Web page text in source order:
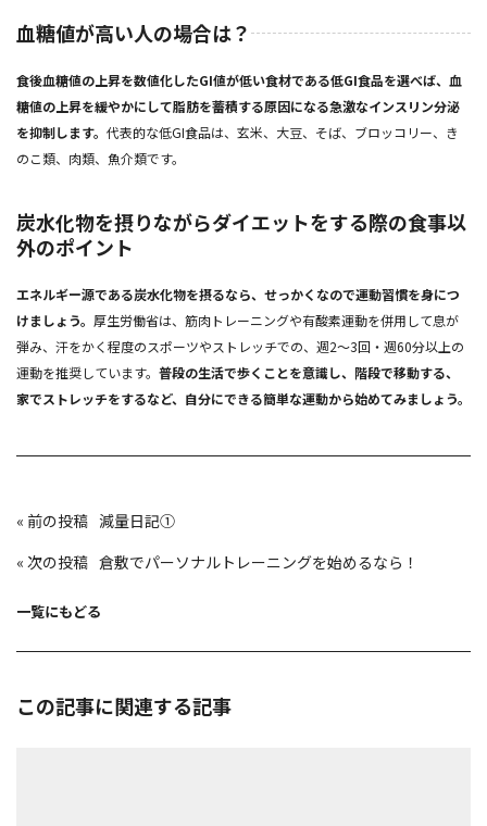
血糖値が高い人の場合は？
食後血糖値の上昇を数値化したGI値が低い食材である低GI食品を選べば、血
糖値の上昇を緩やかにして脂肪を蓄積する原因になる急激なインスリン分泌
を抑制します。 代表的な低GI食品は、玄米、大豆、そば、ブロッコリー、き
のこ類、肉類、魚介類です。
炭水化物を摂りながらダイエットをする際の食事以
外のポイント
エネルギー源である炭水化物を摂るなら、せっかくなので運動習慣を身につ
けましょう。 厚生労働省は、筋肉トレーニングや有酸素運動を併用して息が
弾み、汗をかく程度のスポーツやストレッチでの、週2～3回・週60分以上の
運動を推奨しています。 普段の生活で歩くことを意識し、階段で移動する、
家でストレッチをするなど、自分にできる簡単な運動から始めてみましょう。
投
稿
ゲ
ョ
«
減量日記①
«
倉敷でパーソナルトレーニングを始めるなら！
一覧にもどる
この記事に関連する記事